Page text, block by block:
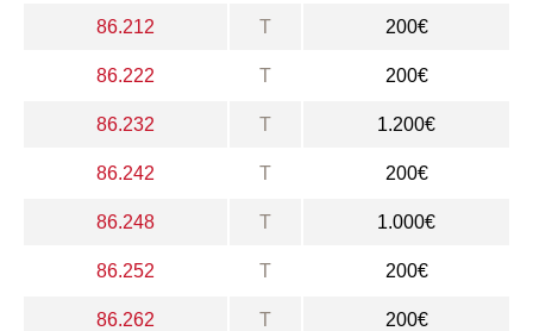
86.212 T 200€
86.222 T 200€
86.232 T 1.200€
86.242 T 200€
86.248 T 1.000€
86.252 T 200€
86.262 T 200€